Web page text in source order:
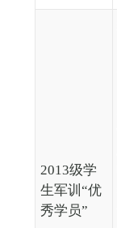
2013级学
生军训“优
秀学员”